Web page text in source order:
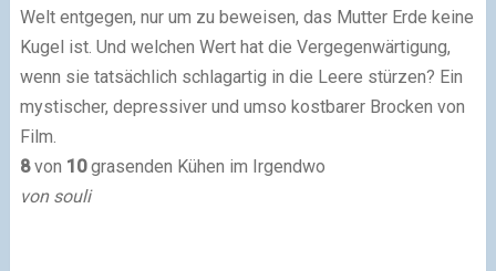
Welt entgegen, nur um zu beweisen, das Mutter Erde keine
Kugel ist. Und welchen Wert hat die Vergegenwärtigung,
wenn sie tatsächlich schlagartig in die Leere stürzen? Ein
mystischer, depressiver und umso kostbarer Brocken von
Film.
8von 10grasenden Kühen im Irgendwo
von souli